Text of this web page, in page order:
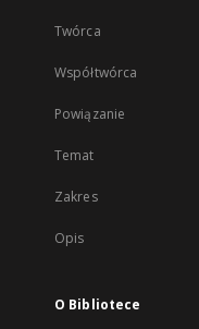
Twórca
Współtwórca
Powiązanie
Temat
Zakres
Opis
O Bibliotece